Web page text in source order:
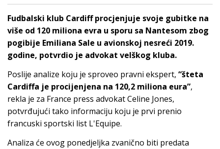
Fudbalski klub Cardiff procjenjuje svoje gubitke na
više od 120 miliona evra u sporu sa Nantesom zbog
pogibije Emiliana Sale u avionskoj nesreći 2019.
godine, potvrdio je advokat velškog kluba.
Poslije analize koju je sproveo pravni ekspert, “šteta
Cardiffa je procijenjena na 120,2 miliona eura”,
rekla je za France press advokat Celine Jones,
potvrđujući tako informaciju koju je prvi prenio
francuski sportski list L'Equipe.
Analiza će ovog ponedjeljka zvanično biti predata